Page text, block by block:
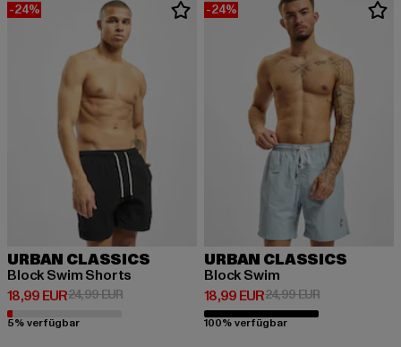
-24%
URBAN CLASSICS
Block Swim Shorts
18,99 EUR
Derzeitiger Preis: 18,99 EUR
24,99 EURAktionspreis: 24,99 EUR
5% verfügbar
-24%
URBAN CLASSICS
Block Swim
18,99 EUR
Derzeitiger Preis: 18,99 EUR
24,99 EURAktionspreis:
100% verfügbar